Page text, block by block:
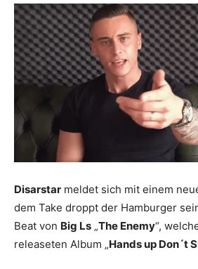
Disarstar meldet sich mit einem
dem Take droppt der Hamburger
Beat von Big Ls „The Enemy“,
releaseten Album „Hands up Don´t